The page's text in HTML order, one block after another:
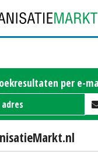
per e-